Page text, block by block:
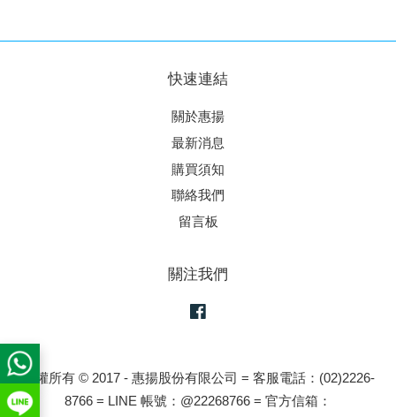
快速連結
關於惠揚
最新消息
購買須知
聯絡我們
留言板
關注我們
版權所有 © 2017 - 惠揚股份有限公司 = 客服電話：(02)2226-
8766 = LINE 帳號：@22268766 = 官方信箱：